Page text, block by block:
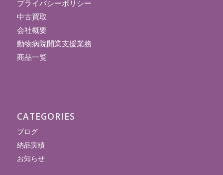
プライバシーポリシー
中古買取
会社概要
動物病院開業支援業務
商品一覧
CATEGORIES
ブログ
納品実績
お知らせ